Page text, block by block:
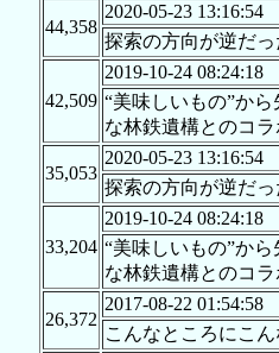
44,358
2020-05-23 13:16:54
探索の方向が逆だ
42,509
2019-10-24 08:24:18
“美味しいもの”か
な林鉄遺構とのコ
35,053
2020-05-23 13:16:54
探索の方向が逆だ
33,204
2019-10-24 08:24:18
“美味しいもの”か
な林鉄遺構とのコ
26,372
2017-08-22 01:54:58
こんなところにこ